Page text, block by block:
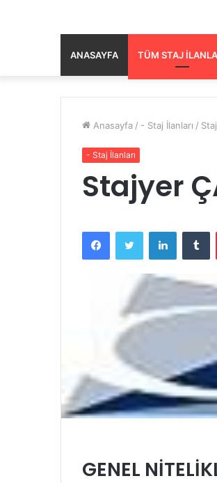
ANASAYFA TÜM STAJ
Anasayfa / - Staj İlanları /
- Staj İlanları
Stajyer
GENEL